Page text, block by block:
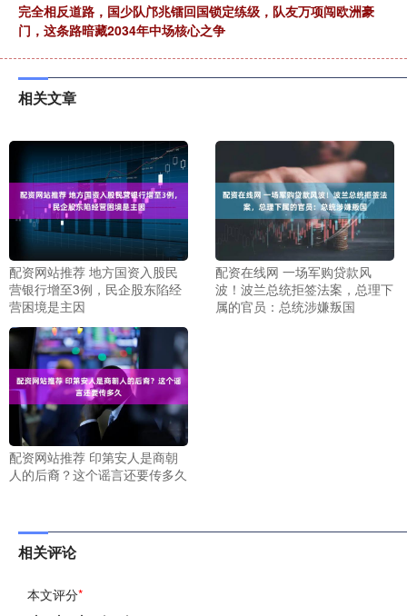
完全相反道路，国少队邝兆镭回国锁定练级，队友万项闯欧洲豪
门，这条路暗藏2034年中场核心之争
相关文章
配资网站推荐 地方国资入股民
营银行增至3例，民企股东陷经
营困境是主因
配资在线网 一场军购贷款风
波！波兰总统拒签法案，总理下
属的官员：总统涉嫌叛国
配资网站推荐 印第安人是商朝
人的后裔？这个谣言还要传多久
相关评论
本文评分*